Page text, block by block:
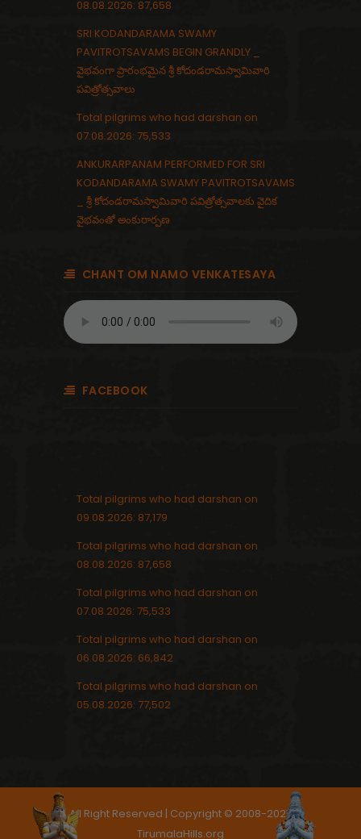
08.08.2026: 87,658
SRI KODANDARAMA SWAMY
PAVITROTSAVAMS BEGIN GRANDLY _
వైభవంగా ప్రారంభమైన శ్రీ కోదండరామస్వామివారి
పవిత్రోత్సవాలు
Total pilgrims who had darshan on
07.08.2026: 75,533
ANKURARPANAM PERFORMED FOR SRI
KODANDARAMA SWAMY PAVITROTSAVAMS
_ శ్రీ కోదండరామస్వామివారి పవిత్రోత్సవాలకు వైదిక
వైభవంతో అంకురార్పణ
CHANT OM NAMO VENKATESAYA
FACEBOOK
Total pilgrims who had darshan on
09.08.2026: 87,179
Total pilgrims who had darshan on
08.08.2026: 87,658
Total pilgrims who had darshan on
07.08.2026: 75,533
Total pilgrims who had darshan on
06.08.2026: 66,842
Total pilgrims who had darshan on
05.08.2026: 77,502
All Right Reserved | Copyright © 2008-2021,
TirumalaHills.org